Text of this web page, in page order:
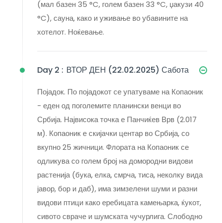
(мал базен 35 °C, голем базен 33 °C, џакузи 40
°C), сауна, како и уживање во убавините на
хотелот. Ноќевање.
Day 2 : ВТОР ДЕН (22.02.2025) Сабота
Појадок. По појадокот се упатуваме на Копаоник
- еден од поголемите планински венци во
Србија. Највисока точка е Панчиќев Врв (2.017
м). Копаоник е скијачки центар во Србија, со
вкупно 25 жичници. Флората на Копаоник се
одликува со голем број на домородни видови
растенија (бука, елка, смрча, тиса, неколку вида
јавор, бор и даб), има зимзелени шуми и разни
видови птици како еребицата камењарка, ќукот,
сивото свраче и шумската чучурлига. Слободно